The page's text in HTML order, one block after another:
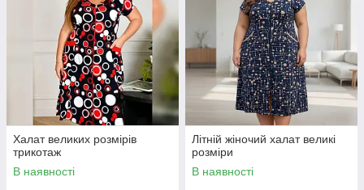
Халат великих розмірів
трикотаж
В наявності
Літній жіночий халат великі
розміри
В наявності